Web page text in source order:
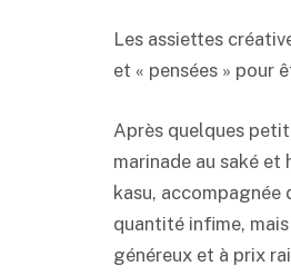
Les assiettes
et « pensées » pour
Après quelques
marinade au saké et
kasu,
quantité infime,
généreux et à prix